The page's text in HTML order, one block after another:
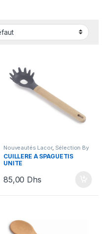
Nouveautés Lacor, Sélection By
Ihssane,Ustensiles
CUILLERE À SPAGUETIS
UNITE
85,00 Dhs